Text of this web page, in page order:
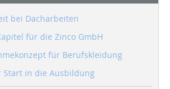
bei Dacharbeiten
für die Zinco GmbH
für Berufskleidung
Start in die Ausbildung